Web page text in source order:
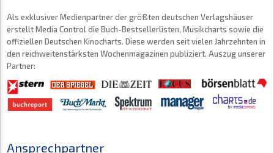
Als exklusiver Medienpartner der größten deutschen Verlagshäuser
erstellt Media Control die Buch-Bestsellerlisten, Musikcharts sowie die
offiziellen Deutschen Kinocharts. Diese werden seit vielen Jahrzehnten in
den reichweitenstärksten Wochenmagazinen publiziert. Auszug unserer
Partner:
Ansprechpartner